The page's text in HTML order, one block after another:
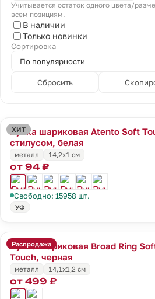
Учитывается остаток одного цвета/
всем позициям.
В наличии
Только новинки
Сортировка
Сбросить
ХИТ
Ручка шариковая Atento Soft
стилусом, белая
металл 14,2х1 см
от 94 ₽
Свободно: 15958 шт.
УФ
Распродажа
Ручка шариковая Broad Ring
Touch, черная
металл 14,1x1,2 см
от 499 ₽